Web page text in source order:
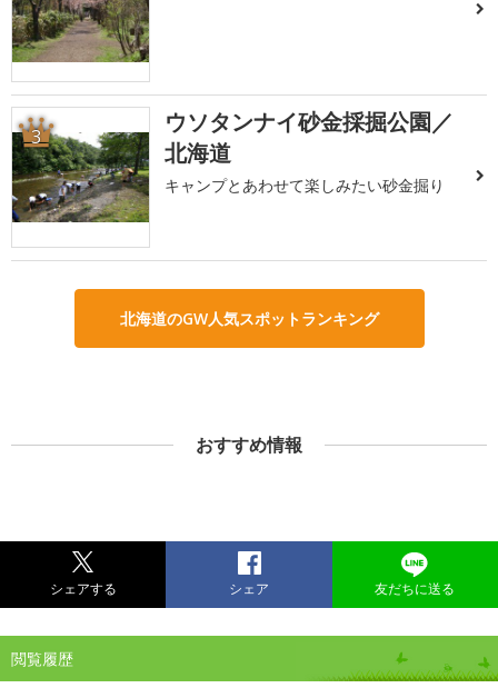
3
ウソタンナイ砂金採掘公園／
北海道
キャンプとあわせて楽しみたい砂金掘り
北海道のGW人気スポットランキング
おすすめ情報
シェアする シェア 友だちに送る
閲覧履歴